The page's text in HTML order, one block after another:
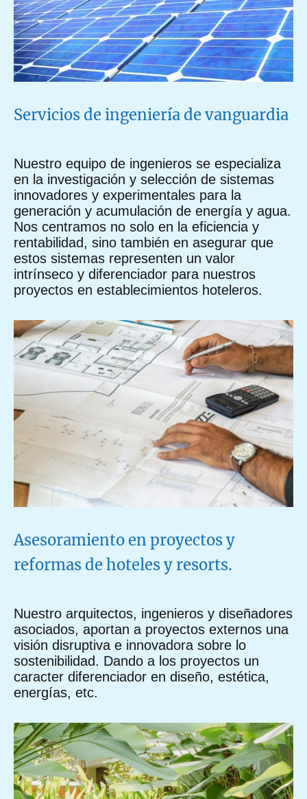
Servicios de ingeniería de vanguardia
Nuestro equipo de ingenieros se especializa
en la investigación y selección de sistemas
innovadores y experimentales para la
generación y acumulación de energía y agua.
Nos centramos no solo en la eficiencia y
rentabilidad, sino también en asegurar que
estos sistemas representen un valor
intrínseco y diferenciador para nuestros
proyectos en establecimientos hoteleros.
Asesoramiento en proyectos y
reformas de hoteles y resorts.
Nuestro arquitectos, ingenieros y diseñadores
asociados, aportan a proyectos externos una
visión disruptiva e innovadora sobre lo
sostenibilidad. Dando a los proyectos un
caracter diferenciador en diseño, estética,
energías, etc.